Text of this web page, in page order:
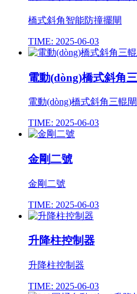
橋式斜角智能防撞擺閘
TIME: 2025-06-03
電動(dòng)橋式斜角
電動(dòng)橋式斜角三輥
TIME: 2025-06-03
金剛二號
金剛二號
TIME: 2025-06-03
升降柱控制器
升降柱控制器
TIME: 2025-06-03